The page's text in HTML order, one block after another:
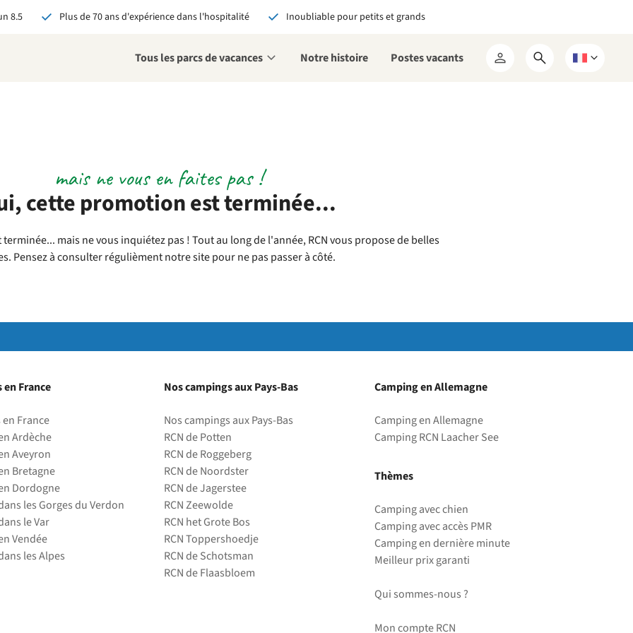
8.5 Plus de 70 ans d'expérience dans l'hospitalité Inoubliable pour petits et grands
Tous les parcs de vacances Notre histoire Postes vacants
Mon
Ouvrir
Choisissez
via RCN, vous
garantie du meilleur prix
contact personnalisé
cette promotion est terminée...
mais ne vous en faites pas !
mais ne vous inquiétez pas ! Tout au long de l'année, RCN vous propose de belles
Pensez à consulter régulièment notre site pour ne pas passer à côté.
France
France
Ardèche
Aveyron
Bretagne
Dordogne
les Gorges du Verdon
le Var
Vendée
les Alpes
Nos campings aux Pays-Bas
Nos campings aux Pays-Bas
RCN de Potten
RCN de Roggeberg
RCN de Noordster
RCN de Jagerstee
RCN Zeewolde
RCN het Grote Bos
RCN Toppershoedje
RCN de Schotsman
RCN de Flaasbloem
Camping en Allemagne
Camping en Allemagne
Camping RCN Laacher See
Thèmes
Camping avec chien
Camping avec accès PMR
Camping en dernière minute
Meilleur prix garanti
Qui sommes-nous ?
Mon compte RCN